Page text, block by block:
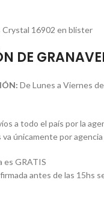
16902 en blister
DE
De Lunes a Viernes
a todo el país por la
únicamente por agencia
es GRATIS
antes de las 15hs